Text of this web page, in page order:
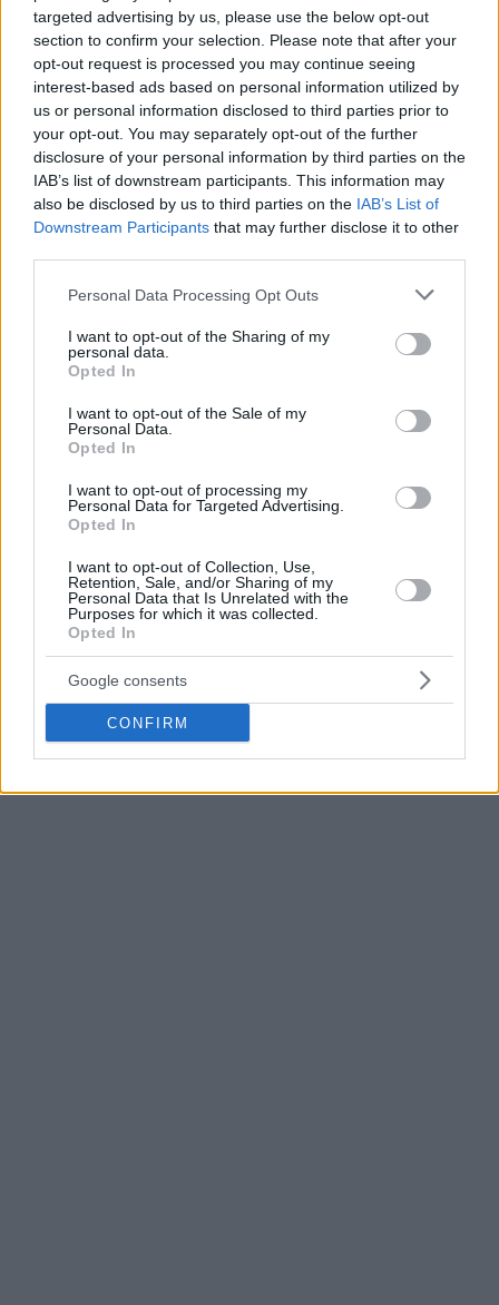
targeted advertising by us, please use the below opt-out
section to confirm your selection. Please note that after your
opt-out request is processed you may continue seeing
interest-based ads based on personal information utilized by
us or personal information disclosed to third parties prior to
your opt-out. You may separately opt-out of the further
disclosure of your personal information by third parties on the
IAB’s list of downstream participants. This information may
also be disclosed by us to third parties on the IAB’s List of
Downstream Participants that may further disclose it to other
Please note that this website/app uses one or more Google
not limited to your visit or usage behaviour. You may click to
grant or deny consent to Google and its third-party tags to
use your data for below specified purposes in below Google
consent section.
Personal Data Processing Opt Outs
I want to opt-out of the Sharing of my
personal data.
Opted In
I want to opt-out of the Sale of my
Personal Data.
Opted In
I want to opt-out of processing my
Personal Data for Targeted Advertising.
Opted In
I want to opt-out of Collection, Use,
Retention, Sale, and/or Sharing of my
Personal Data that Is Unrelated with the
Purposes for which it was collected.
Opted In
Google consents
CONFIRM
✅ Très appliquée et collective, la
👌 Trois victoires en trois matchs cette semaine !
💯#DagheMunegu
pic.twitter.com/bhA5RF4gWJ
— AS Monaco Basket
(@ASMonaco_Basket)
November 2, 2025